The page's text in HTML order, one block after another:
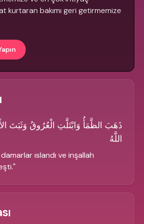
kurtaran bakımı geri getirmemize
ذَهَبَ الظَّمَأُ وَابْتَلَّتِ الْعُرُوقُ وَثَبَتَ
اللَّهُ
ıslandı ve inşallah
"